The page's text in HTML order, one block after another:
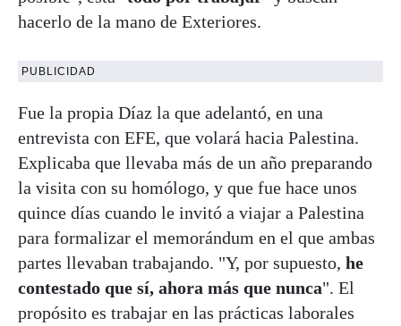
hacerlo de la mano de Exteriores.
PUBLICIDAD
Fue la propia Díaz la que adelantó, en una
entrevista con EFE, que volará hacia Palestina.
Explicaba que llevaba más de un año preparando
la visita con su homólogo, y que fue hace unos
quince días cuando le invitó a viajar a Palestina
para formalizar el memorándum en el que ambas
partes llevaban trabajando. "Y, por supuesto, he
contestado que sí, ahora más que nunca". El
propósito es trabajar en las prácticas laborales